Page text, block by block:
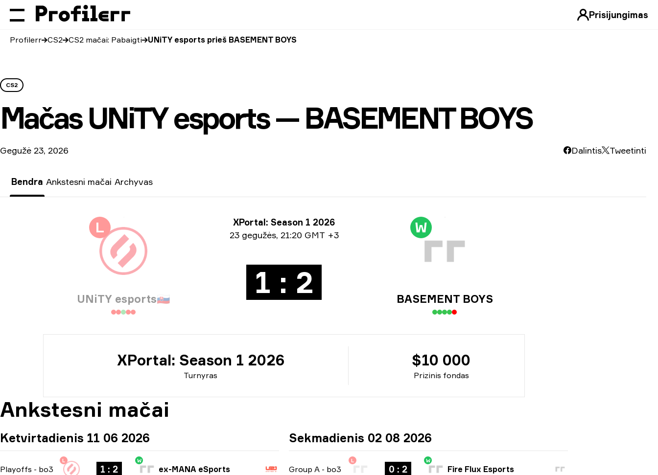
Prisijungimas
Profilerr CS2 CS2 mačai: Pabaigti UNiTY esports prieš BASEMENT BOYS
CS2
Mačas UNiTY esports — BASEMENT BOYS
Gegužė 23, 2026 Dalintis Tweetinti
Bendra Ankstesni mačai Archyvas
Turnyro informacija
XPortal: Season 1 2026
Informacija apie datą
23 gegužės, 21:20 GMT +3
L
UNiTY esports🇸🇰 1 : 2
W
BASEMENT BOYS
Turnyras
XPortal: Season 1 2026
Prizinis fondas
$10 000
Ankstesni mačai
Ketvirtadienis 11 06 2026
Playoffs - bo3
L
1 : 2
W
ex-MANA eSports
Sekmadienis 02 08 2026
Group A - bo3
L
0 : 2
W
Fire Flux Esports